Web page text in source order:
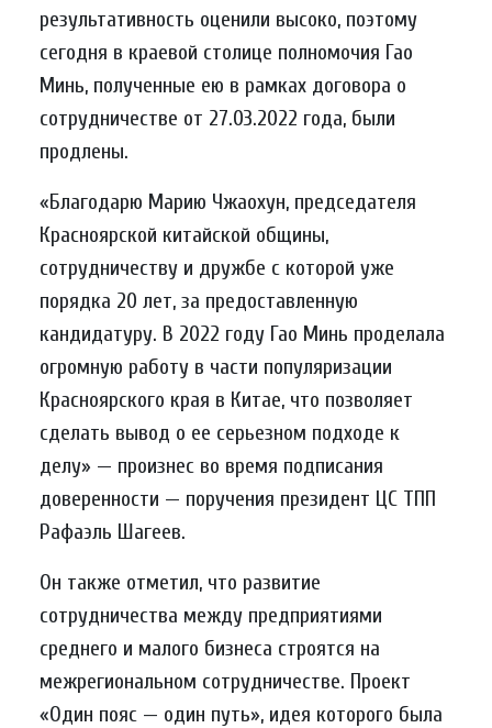
результативность оценили высоко, поэтому
сегодня в краевой столице полномочия Гао
Минь, полученные ею в рамках договора о
сотрудничестве от 27.03.2022 года, были
продлены.
«Благодарю Марию Чжаохун, председателя
Красноярской китайской общины,
сотрудничеству и дружбе с которой уже
порядка 20 лет, за предоставленную
кандидатуру. В 2022 году Гао Минь проделала
огромную работу в части популяризации
Красноярского края в Китае, что позволяет
сделать вывод о ее серьезном подходе к
делу» — произнес во время подписания
доверенности — поручения президент ЦС ТПП
Рафаэль Шагеев.
Он также отметил, что развитие
сотрудничества между предприятиями
среднего и малого бизнеса строятся на
межрегиональном сотрудничестве. Проект
«Один пояс — один путь», идея которого была